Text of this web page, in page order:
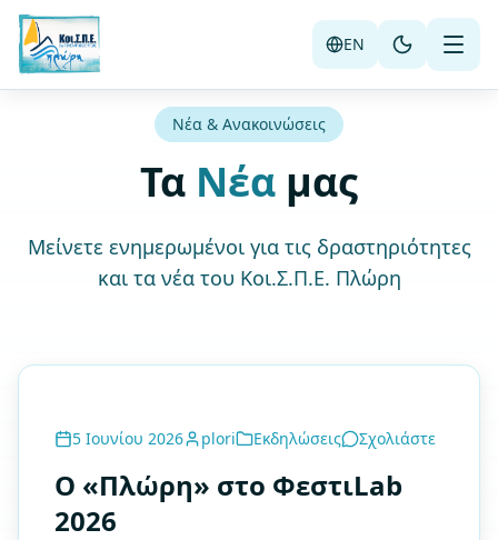
Μετάβαση στο κύριο περιεχόμενο
EN
Νέα & Ανακοινώσεις
Τα Νέα μας
Μείνετε ενημερωμένοι για τις δραστηριότητες
και τα νέα του Κοι.Σ.Π.Ε. Πλώρη
5 Ιουνίου 2026 plori Εκδηλώσεις Σχολιάστε
Ο «Πλώρη» στο ΦεστιLab
2026